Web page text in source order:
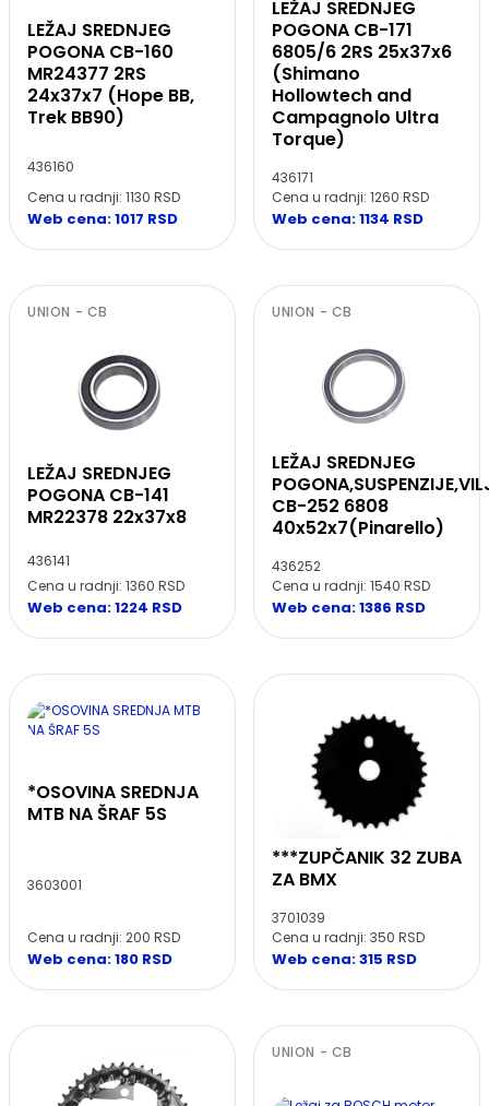
LEŽAJ SREDNJEG
POGONA CB-160
MR24377 2RS
24x37x7 (Hope BB,
Trek BB90)
436160
Cena u radnji: 1130 RSD
Web cena: 1017 RSD
LEŽAJ SREDNJEG
POGONA CB-171
6805/6 2RS 25x37x6
(Shimano
Hollowtech and
Campagnolo Ultra
Torque)
436171
Cena u radnji: 1260 RSD
Web cena: 1134 RSD
UNION - CB
LEŽAJ SREDNJEG
POGONA CB-141
MR22378 22x37x8
436141
Cena u radnji: 1360 RSD
Web cena: 1224 RSD
UNION - CB
LEŽAJ SREDNJEG
CB-252 6808
40x52x7(Pinarello)
436252
Cena u radnji: 1540 RSD
Web cena: 1386 RSD
*OSOVINA SREDNJA
MTB NA ŠRAF 5S
3603001
Cena u radnji: 200 RSD
Web cena: 180 RSD
***ZUPČANIK 32 ZUBA
ZA BMX
3701039
Cena u radnji: 350 RSD
Web cena: 315 RSD
UNION - CB